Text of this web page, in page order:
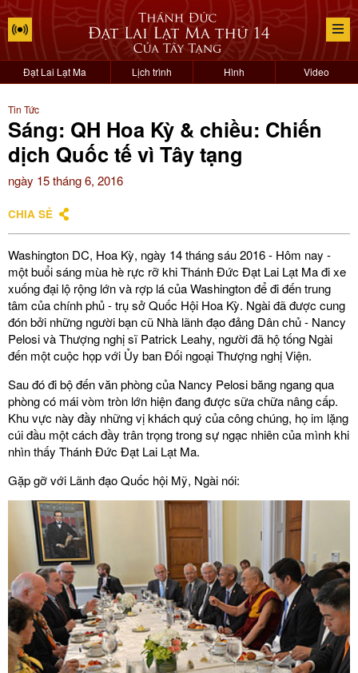
Đạt Lai Lạt Ma Lịch trình Hình Video
Tin Tức
Sáng: QH Hoa Kỳ & chiều: Chiến
dịch Quốc tế vì Tây tạng
ngày 15 tháng 6, 2016
CHIA SẺ
Washington DC, Hoa Kỳ, ngày 14 tháng sáu 2016 - Hôm nay -
một buổi sáng mùa hè rực rỡ khi Thánh Đức Đạt Lai Lạt Ma đi xe
xuống đại lộ rộng lớn và rợp lá của Washington để đi đến trung
tâm của chính phủ - trụ sở Quốc Hội Hoa Kỳ. Ngài đã được cung
đón bởi những người bạn cũ Nhà lãnh đạo đảng Dân chủ - Nancy
Pelosi và Thượng nghị sĩ Patrick Leahy, người đã hộ tống Ngài
đến một cuộc họp với Ủy ban Đối ngoại Thượng nghị Viện.
Sau đó đi bộ đến văn phòng của Nancy Pelosi băng ngang qua
phòng có mái vòm tròn lớn hiện đang được sữa chữa nâng cấp.
Khu vực này đầy những vị khách quý của công chúng, họ im lặng
cúi đầu một cách đầy trân trọng trong sự ngạc nhiên của mình khi
nhìn thấy Thánh Đức Đạt Lai Lạt Ma.
Gặp gỡ với Lãnh đạo Quốc hội Mỹ, Ngài nói: